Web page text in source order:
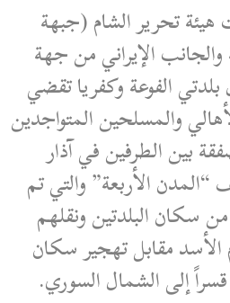
2018 قامت هيئة تحرير الشام (جبهة
الإيراني من جهة
الفوعة وكفريا تقضي
والمسلحين المتواجدين
بين الطرفين في آذار
“المدن الأربعة” والتي تم
سكان البلدتين ونقلهم
مقابل تهجير سكان
إلى الشمال السوري.